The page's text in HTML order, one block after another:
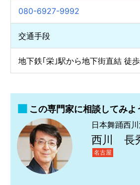
080-6927-9992
交通手段
地下鉄｢栄｣駅から地下街直結 徒
この専門家に相談してみよ
日本舞踊西
西川 長
名古屋